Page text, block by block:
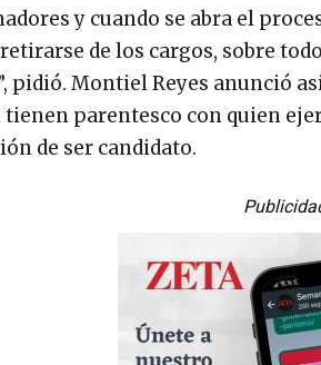
y cuando se abra el
de los cargos, sobre
pidió. Montiel Reyes anunció
parentesco con quien
de ser candidato.